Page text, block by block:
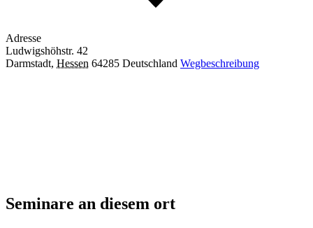
Adresse
Ludwigshöhstr. 42
Darmstadt, Hessen 64285 Deutschland Wegbeschreibung
Seminare an diesem ort